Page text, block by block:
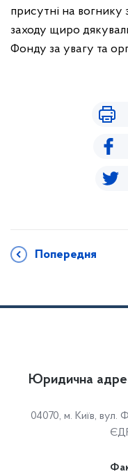
присутні на вогнику
заходу щиро
Фонду за увагу та
Попередня
Юридична
04070, м. Київ, вул.